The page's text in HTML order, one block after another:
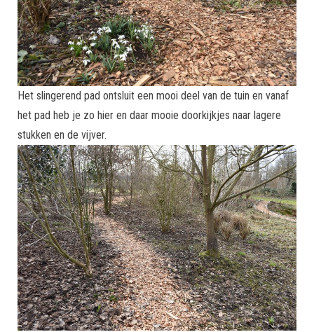
Het slingerend pad ontsluit een mooi deel van de tuin en vanaf
het pad heb je zo hier en daar mooie doorkijkjes naar lagere
stukken en de vijver.